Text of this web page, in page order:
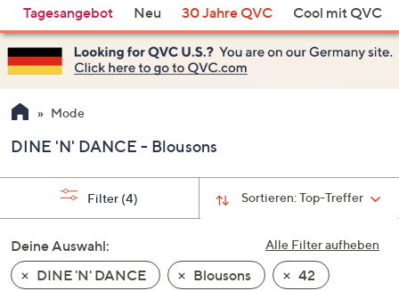
du
heute?
Vorschläge
verfügbar
sind,
verwenden
Sie
Pfeiltasten
nach
und
nach
unten
oder
Tagesangebot Neu 30 Jahre QVC Cool mit QVC
Mode
DINE 'N' DANCE - Blousons
Sortieren:Top-Treffer
Filter (4)
Alle Filter aufheben
Deine Auswahl:
DINE 'N' DANCE
Blousons
42